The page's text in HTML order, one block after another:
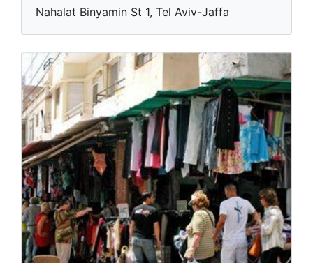
Nahalat Binyamin St 1, Tel Aviv-Jaffa